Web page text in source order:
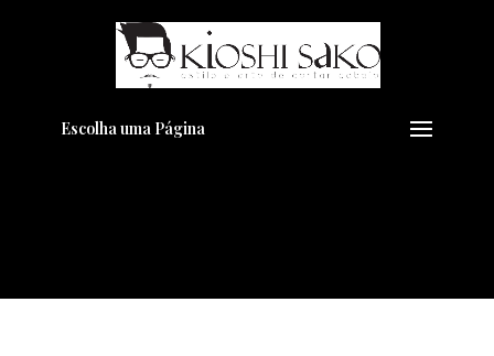
Escolha uma Página
Pensando em transformar seu
Visual??